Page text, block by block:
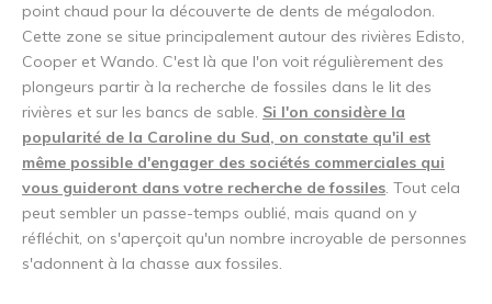
point chaud pour la découverte de dents de mégalodon.
Cette zone se situe principalement autour des rivières Edisto,
Cooper et Wando. C'est là que l'on voit régulièrement des
plongeurs partir à la recherche de fossiles dans le lit des
rivières et sur les bancs de sable. Si l'on considère la
popularité de la Caroline du Sud, on constate qu'il est
même possible d'engager des sociétés commerciales qui
vous guideront dans votre recherche de fossiles. Tout cela
peut sembler un passe-temps oublié, mais quand on y
réfléchit, on s'aperçoit qu'un nombre incroyable de personnes
s'adonnent à la chasse aux fossiles.